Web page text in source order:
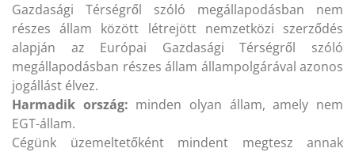
Gazdasági Térségről szóló megállapodásban nem
részes állam között létrejött nemzetközi szerződés
alapján az Európai Gazdasági Térségről szóló
megállapodásban részes állam állampolgárával azonos
jogállást élvez.
Harmadik ország: minden olyan állam, amely nem
EGT-állam.
Cégünk üzemeltetőként mindent megtesz annak